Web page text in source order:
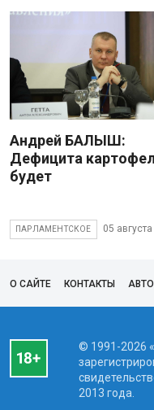
Андрей БАЛЫШ:
Дефицита
будет
ПАРЛАМЕНТСКОЕ 05
О САЙТЕ КОНТАКТЫ
© 1991-2026
2013 года.